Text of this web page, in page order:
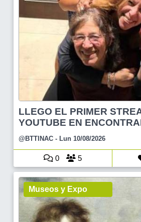
LLEGO EL PRIMER
YOUTUBE EN
@BTTINAC - Lun 10/08/2026
0 5
Museos y Expo